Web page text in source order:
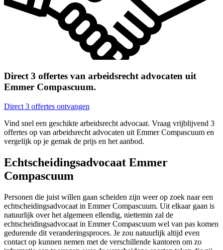
Direct 3 offertes van arbeidsrecht advocaten uit
Emmer Compascuum.
Direct 3 offertes ontvangen
Vind snel een geschikte arbeidsrecht advocaat. Vraag vrijblijvend 3
offertes op van arbeidsrecht advocaten uit Emmer Compascuum en
vergelijk op je gemak de prijs en het aanbod.
Echtscheidingsadvocaat Emmer
Compascuum
Personen die juist willen gaan scheiden zijn weer op zoek naar een
echtscheidingsadvocaat in Emmer Compascuum. Uit elkaar gaan is
natuurlijk over het algemeen ellendig, niettemin zal de
echtscheidingsadvocaat in Emmer Compascuum wel van pas komen
gedurende dit veranderingsproces. Je zou natuurlijk altijd even
contact op kunnen nemen met de verschillende kantoren om zo